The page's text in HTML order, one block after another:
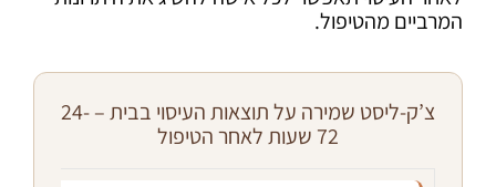
המרביים מהטיפול.
צ’ק-ליסט שמירה על תוצאות העיסוי בבית – 24-
72 שעות לאחר הטיפול